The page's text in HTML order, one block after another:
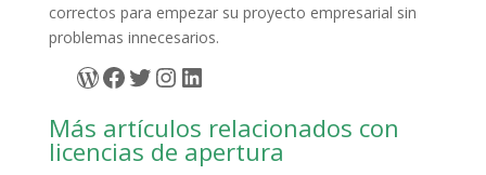
correctos para empezar su proyecto empresarial sin
problemas innecesarios.
WordPress
Facebook
Twitter
Instagram
LinkedIn
Más artículos relacionados con
licencias de apertura